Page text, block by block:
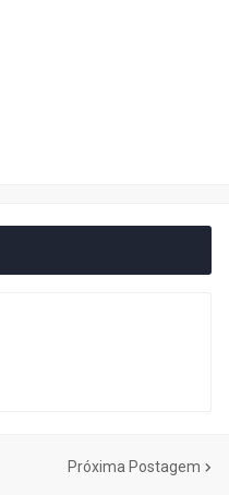
Próxima Postagem